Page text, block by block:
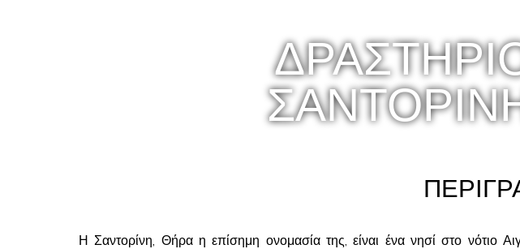
Η Σαντορίνη, Θήρα η επίσημη ονομασία της, είναι ένα νησί στο νότιο